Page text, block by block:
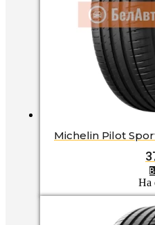
Michelin Pilot
На